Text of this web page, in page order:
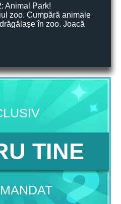
Animal Park!
zoo. Cumpără animale
în zoo. Joacă
TINE